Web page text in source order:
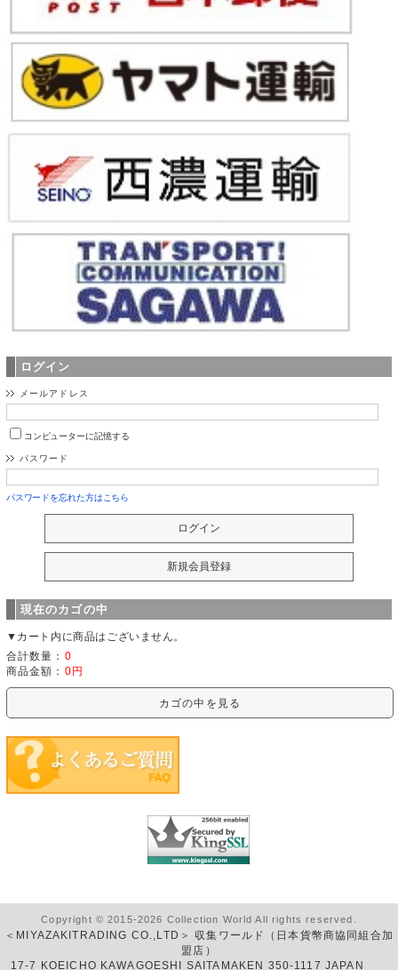
ログイン
メールアドレス
コンピューターに記憶する
パスワード
パスワードを忘れた方はこちら
現在のカゴの中
▼カート内に商品はございません。
合計数量： 0
商品金額： 0円
カゴの中を見る
Copyright © 2015-2026 Collection World All rights reserved.
＜MIYAZAKITRADING CO.,LTD＞ 収集ワールド（日本貨幣商協同組合加
盟店）
17-7 KOEICHO KAWAGOESHI SAITAMAKEN 350-1117 JAPAN